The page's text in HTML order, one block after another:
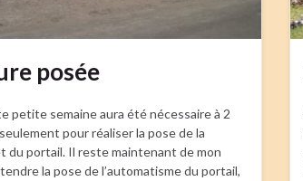
posée
petite semaine aura été nécessaire à 2
pour réaliser la pose de la
du portail. Il reste maintenant de mon
la pose de l’automatisme du portail,